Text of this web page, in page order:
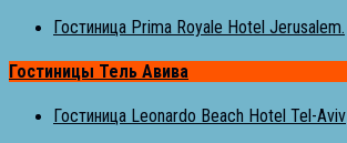
Гостиница Prima Royale Hotel Jerusalem.
Гостиницы Тель Авива
Гостиница Leonardo Beach Hotel Tel-Aviv